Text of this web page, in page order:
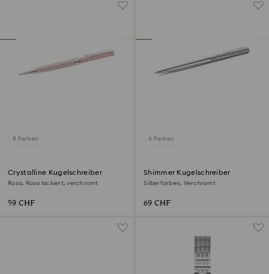
8 Farben
Crystalline Kugelschreiber
Rosa, Rosa lackiert, verchromt
59 CHF
6 Farben
Shimmer Kugelschreiber
Silberfarben, Verchromt
69 CHF